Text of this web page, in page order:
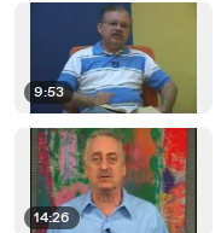
9:53
14:26